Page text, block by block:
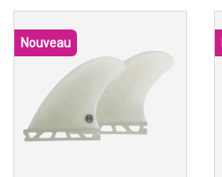
Nouveau